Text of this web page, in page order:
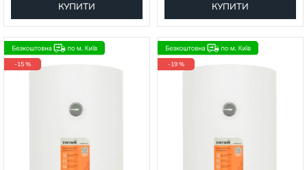
КУПИТИ
КУПИТИ
-15 % -19 %